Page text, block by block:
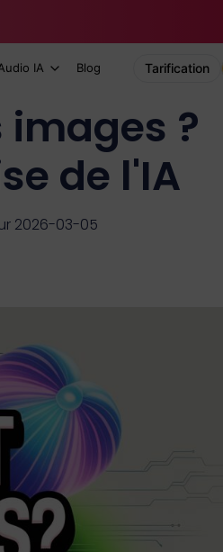
IA Blog Tarification
?
de l'IA
2026-03-05